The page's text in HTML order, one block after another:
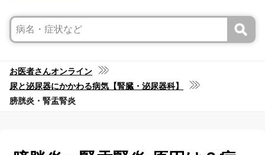
お医者さんオンライン
尿と泌尿器にかかわる病気【腎臓・泌尿器科】
膀胱炎・腎盂腎炎